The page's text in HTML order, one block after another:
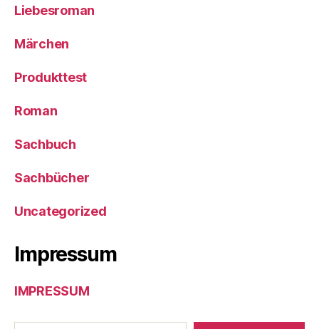
Liebesroman
Märchen
Produkttest
Roman
Sachbuch
Sachbücher
Uncategorized
Impressum
IMPRESSUM
Gib deine E-Mail-Adresse ein ...